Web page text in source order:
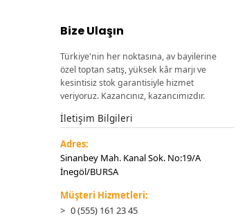
Bize Ulaşın
Türkiye'nin her noktasına, av bayilerine
özel toptan satış, yüksek kâr marjı ve
kesintisiz stok garantisiyle hizmet
veriyoruz. Kazancınız, kazancımızdır.
İletişim Bilgileri
Adres:
Sinanbey Mah. Kanal Sok. No:19/A
İnegöl/BURSA
Müşteri Hizmetleri:
0 (555) 161 23 45